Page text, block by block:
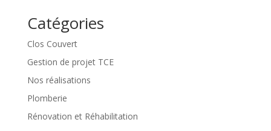
Catégories
Clos Couvert
Gestion de projet TCE
Nos réalisations
Plomberie
Rénovation et Réhabilitation